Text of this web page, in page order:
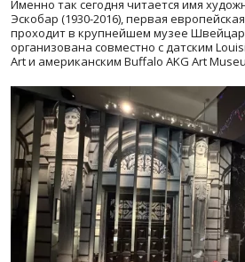
Именно так сегодня читается имя
Эскобар (1930-2016), первая
проходит в крупнейшем музее
организована совместно с датским
Art и американским Buffalo AKG Art